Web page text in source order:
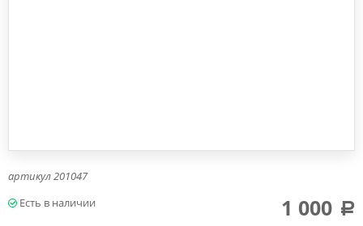
артикул201047
1 000 a